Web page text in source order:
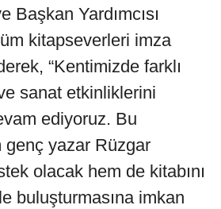
Başkan Yardımcısı
kitapseverleri imza
“Kentimizde farklı
sanat etkinliklerini
ediyoruz. Bu
genç yazar Rüzgar
olacak hem de kitabını
buluşturmasına imkan